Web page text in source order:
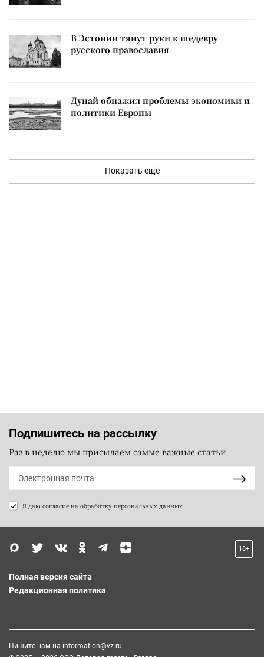
В Эстонии тянут руки к шедевру
русского православия
Дунай обнажил проблемы экономики и
политики Европы
Показать ещё
Подпишитесь на рассылку
Раз в неделю мы присылаем самые важные статьи
Я даю согласие на обработку персональных данных
18+
Полная версия сайта
Редакционная политика
Пишите нам на information@vz.ru